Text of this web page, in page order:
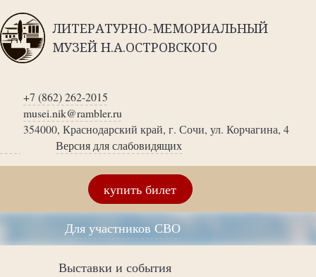
ЛИТЕРАТУРНО-МЕМОРИАЛЬНЫЙ
МУЗЕЙ Н.А.ОСТРОВСКОГО
+7 (862) 262-2015
musei.nik@rambler.ru
354000, Краснодарский край, г. Сочи, ул. Корчагина, 4
Версия для слабовидящих
купить билет
Для участников СВО
Выставки и события